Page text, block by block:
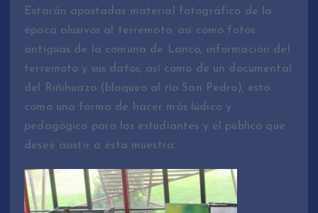
Estarán apostadas material fotográfico de la
época alusivos al terremoto, así como fotos
antiguas de la comuna de Lanco, información del
terremoto y sus datos, así como de un documental
del Riñihuazo (bloqueo al río San Pedro); esto
como una forma de hacer más lúdico y
pedagógico para los estudiantes y el público que
desee asistir a ésta muestra.